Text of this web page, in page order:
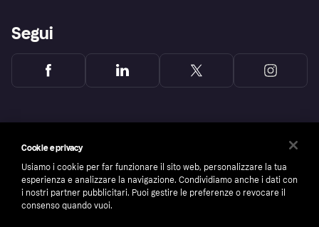
Segui
Cookie e privacy
Usiamo i cookie per far funzionare il sito web, personalizzare la tua
esperienza e analizzare la navigazione. Condividiamo anche i dati con
i nostri partner pubblicitari. Puoi gestire le preferenze o revocare il
consenso quando vuoi.